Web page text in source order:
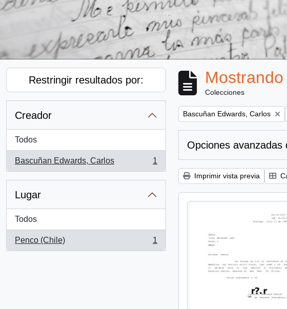
Restringir resultados por:
Creador
Todos
Bascuñan Edwards, Carlos
, 1 resultados
1
Lugar
Todos
Penco (Chile)
, 1 resultados
1
Colecciones
Remove filter:
Bascuñan Edwards, Carlos
Opciones avanzadas
Imprimir vista previa